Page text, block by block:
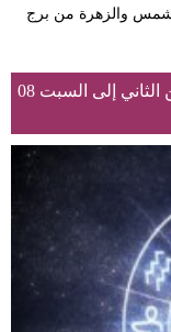
الشمس والزهرة من برج
توقعات برج "الحوت" من السبت 01 تشرين الثاني إلى السبت 08